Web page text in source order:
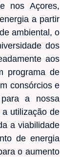
nos Açores,
a partir
ambiental, o
dos
aos
programa de
consórcios e
a nossa
utilização de
a viabilidade
de energia
o aumento